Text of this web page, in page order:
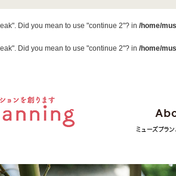
Did you mean to use "continue 2"? in /home/
Did you mean to use "continue 2"? in /home/